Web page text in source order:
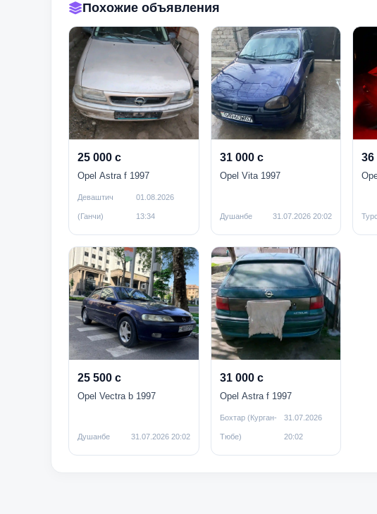
Похожие объявления
25 000 с
Opel Astra f 1997
Деваштич
(Ганчи)
01.08.2026
13:34
31 000 с
Opel Vita 1997
Душанбе 31.07.2026 20:02
36
25 500 с
Opel Vectra b 1997
Душанбе 31.07.2026 20:02
31 000 с
Opel Astra f 1997
Бохтар (Курган-
Тюбе)
31.07.2026
20:02